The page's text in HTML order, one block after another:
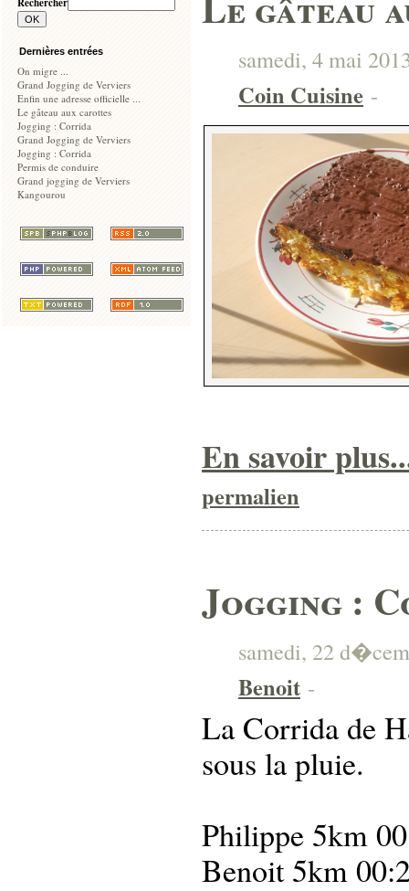
Dernières entrées
On migre ...
Grand Jogging de Verviers
Enfin une adresse officielle ...
Le gâteau aux carottes
Jogging : Corrida
Grand Jogging de Verviers
Jogging : Corrida
Permis de conduire
Grand jogging de Verviers
Kangourou
samedi, 4 mai
Coin Cuisine -
En savoir
permalien
Jogging :
samedi, 22
Benoit -
La Corrida de
sous la pluie.
Philippe 5km
Benoit 5km